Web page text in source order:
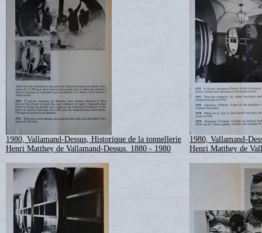
1980, Vallamand-Dessus, Historique de la tonnellerie
Henri Matthey de Vallamand-Dessus. 1880 - 1980
1980, Vallamand-
Henri Matthey de